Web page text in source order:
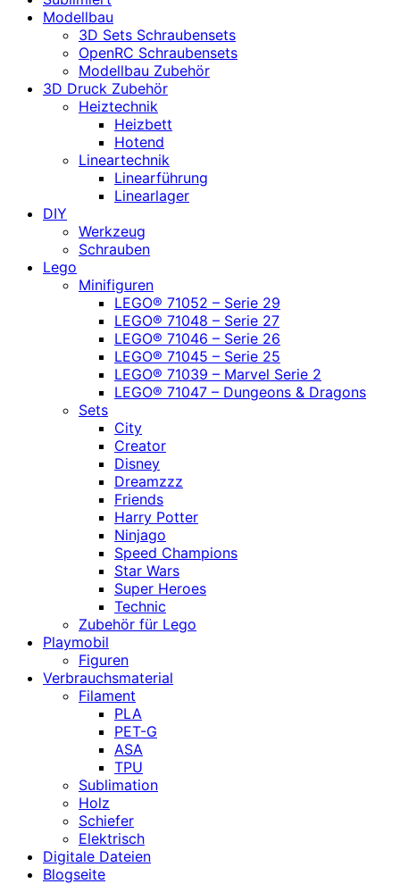
Modellbau
3D Sets Schraubensets
OpenRC Schraubensets
Modellbau Zubehör
3D Druck Zubehör
Heiztechnik
Heizbett
Hotend
Lineartechnik
Linearführung
Linearlager
DIY
Werkzeug
Schrauben
Lego
Minifiguren
LEGO® 71052 – Serie 29
LEGO® 71048 – Serie 27
LEGO® 71046 – Serie 26
LEGO® 71045 – Serie 25
LEGO® 71039 – Marvel Serie 2
LEGO® 71047 – Dungeons & Dragons
Sets
City
Creator
Disney
Dreamzzz
Friends
Harry Potter
Ninjago
Speed Champions
Star Wars
Super Heroes
Technic
Zubehör für Lego
Playmobil
Figuren
Verbrauchsmaterial
Filament
PLA
PET-G
ASA
TPU
Sublimation
Holz
Schiefer
Elektrisch
Digitale Dateien
Blogseite